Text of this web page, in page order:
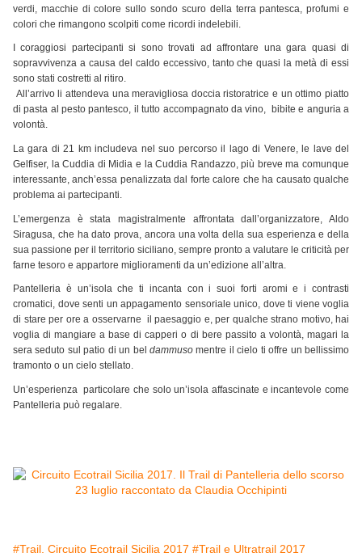
verdi, macchie di colore sullo sondo scuro della terra pantesca, profumi e
colori che rimangono scolpiti come ricordi indelebili.
I coraggiosi partecipanti si sono trovati ad affrontare una gara quasi di
sopravvivenza a causa del caldo eccessivo, tanto che quasi la metà di essi
sono stati costretti al ritiro.
All’arrivo li attendeva una meravigliosa doccia ristoratrice e un ottimo piatto
di pasta al pesto pantesco, il tutto accompagnato da vino, bibite e anguria a
volontà.
La gara di 21 km includeva nel suo percorso il lago di Venere, le lave del
Gelfiser, la Cuddia di Midia e la Cuddia Randazzo, più breve ma comunque
interessante, anch’essa penalizzata dal forte calore che ha causato qualche
problema ai partecipanti.
L’emergenza è stata magistralmente affrontata dall’organizzatore, Aldo
Siragusa, che ha dato prova, ancora una volta della sua esperienza e della
sua passione per il territorio siciliano, sempre pronto a valutare le criticità per
farne tesoro e appartore miglioramenti da un’edizione all’altra.
Pantelleria è un’isola che ti incanta con i suoi forti aromi e i contrasti
cromatici, dove senti un appagamento sensoriale unico, dove ti viene voglia
di stare per ore a osservarne il paesaggio e, per qualche strano motivo, hai
voglia di mangiare a base di capperi o di bere passito a volontà, magari la
sera seduto sul patio di un bel dammuso mentre il cielo ti offre un bellissimo
tramonto o un cielo stellato.
Un’esperienza particolare che solo un’isola affascinate e incantevole come
Pantelleria può regalare.
#Trail. Circuito Ecotrail Sicilia 2017 #Trail e Ultratrail 2017